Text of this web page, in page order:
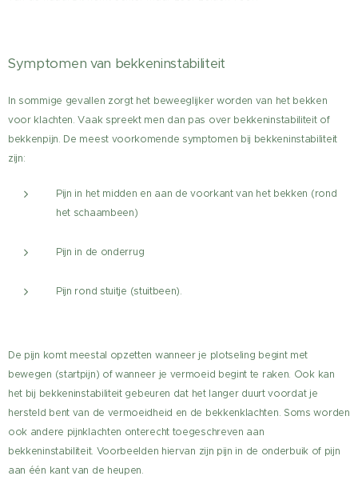
Symptomen van bekkeninstabiliteit
In sommige gevallen zorgt het beweeglijker worden van het bekken
voor klachten. Vaak spreekt men dan pas over bekkeninstabiliteit of
bekkenpijn. De meest voorkomende symptomen bij bekkeninstabiliteit
zijn:
Pijn in het midden en aan de voorkant van het bekken (rond
het schaambeen)
Pijn in de onderrug
Pijn rond stuitje (stuitbeen).
De pijn komt meestal opzetten wanneer je plotseling begint met
bewegen (startpijn) of wanneer je vermoeid begint te raken. Ook kan
het bij bekkeninstabiliteit gebeuren dat het langer duurt voordat je
hersteld bent van de vermoeidheid en de bekkenklachten. Soms worden
ook andere pijnklachten onterecht toegeschreven aan
bekkeninstabiliteit. Voorbeelden hiervan zijn pijn in de onderbuik of pijn
aan één kant van de heupen.